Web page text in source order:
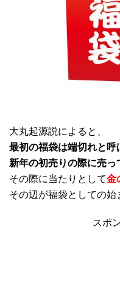
大丸起源説によると、
最初の福袋は端切れと
新年の初売りの際に売っ
その際に当たりとして金
その辺が福袋としての始
スポ